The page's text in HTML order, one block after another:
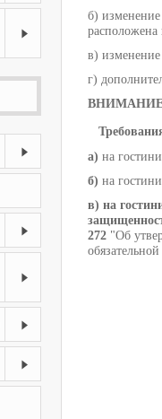
б)
расположена
в)
г)
а) на
б) на
в) на
272 "Об